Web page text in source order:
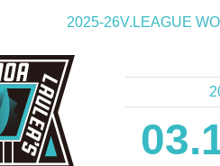
2025-26V.LEAGUE